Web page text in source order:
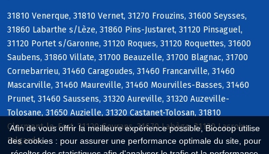
Afin de vous offrir la meilleure expérience possible, Biocoop utilise
des cookies : pour assurer une performance optimale du site, pour
31810 Venerque, 31810 Vernet, 31270 Frouzins, 31600 Seysses,
31860 Labarthe s/Lèze, 31860 Pins-Justaret, 31120 Pinsaguel,
31120 Portet s/Garonne, 31120 Roques, 31120 Roquettes, 31600
Saubens, 31860 Villate, 31700 Beauzelle, 31700 Blagnac, 31700
Cornebarrieu, 31460 Caragoudes, 31460 Francarville, 31460
Mascarville, 31460 Maureville, 31460 Mourvilles-Basses, 31460
Prunet, 31460 Saussens, 31320 Aureville, 31320 Auzeville-
Tolosane, 31650 Auzielle, 31320 Castanet-Tolosan, 31810
Clermont-le-Fort, 31120 Goyrans, 31670 Labège, 31120 Lacroix-
Falgarde